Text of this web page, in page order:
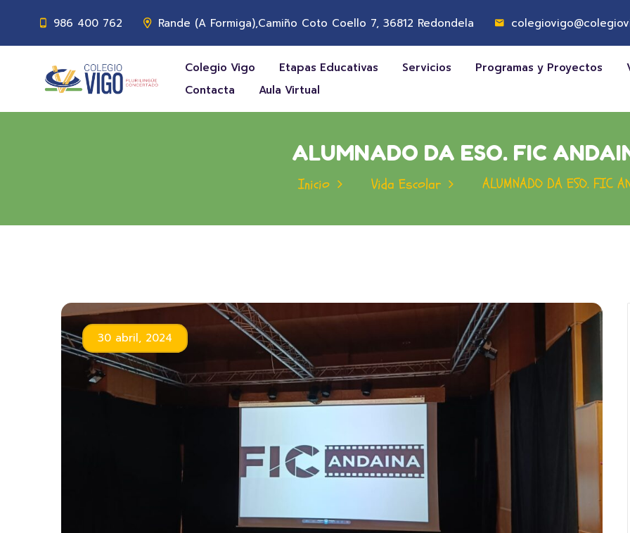
986 400 762 Rande (A Formiga),Camiño Coto Coello 7, 36812 Redondela
Colegio Vigo Etapas Educativas Servicios Programas y Proyectos
Contacta
Aula Virtual
ALUMNADO DA ESO. FIC
Inicio Vida Escolar ALUMNADO DA ESO. FIC
30 abril, 2024